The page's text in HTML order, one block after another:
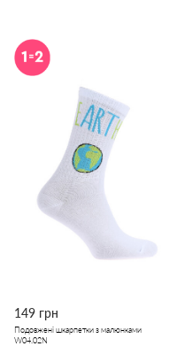
149 грн
Подовжені шкарпетки з малюнками
W04.02N